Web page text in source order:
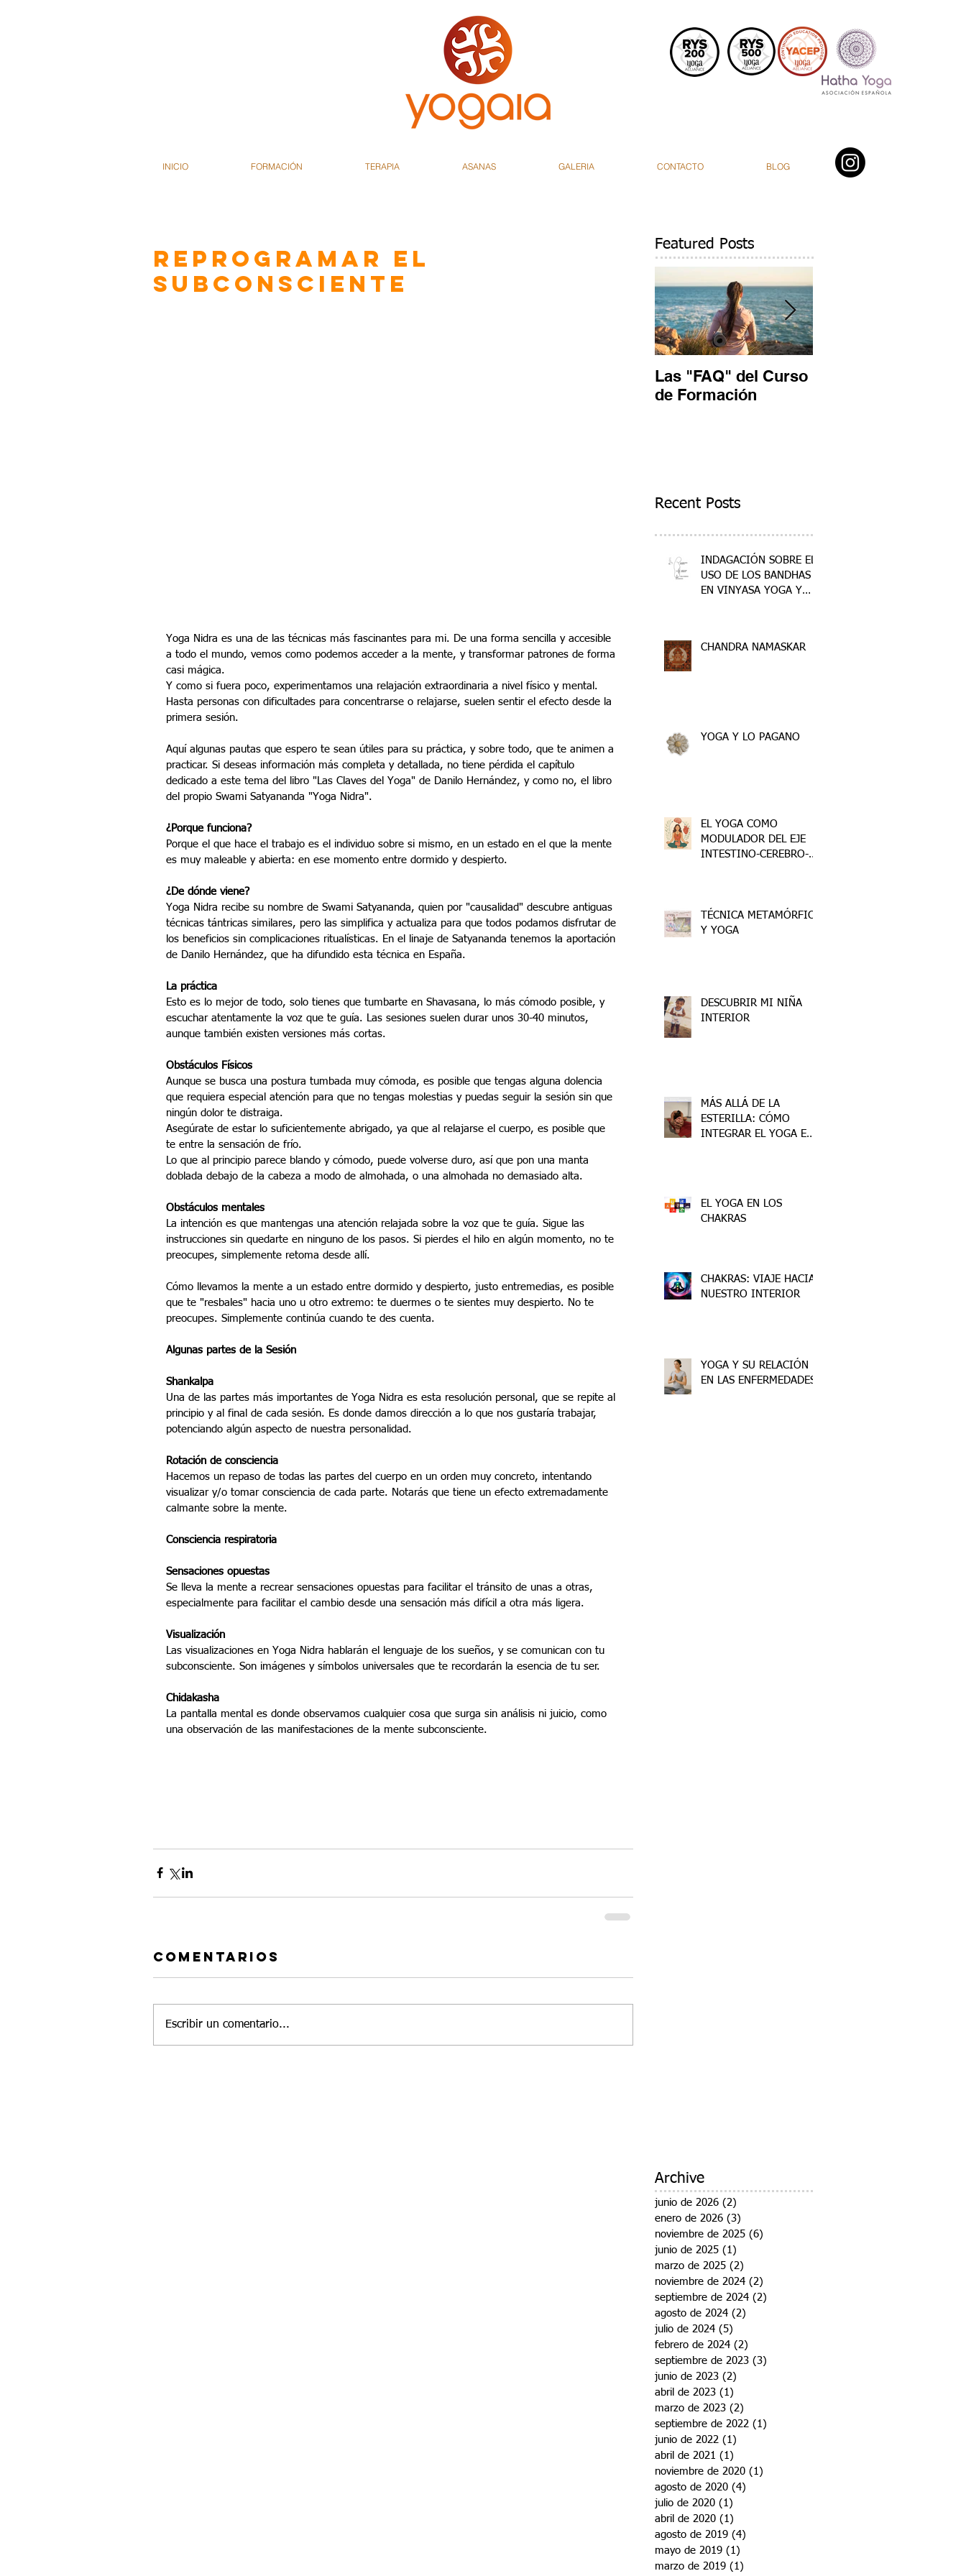
INICIO FORMACIÓN TERAPIA ASANAS GALERIA CONTACTO BLOG
Reprogramar el
subconsciente
Yoga Nidra es una de las técnicas más fascinantes para mi. De una forma sencilla y accesible
a todo el mundo, vemos como podemos acceder a la mente, y transformar patrones de forma
casi mágica.
Y como si fuera poco, experimentamos una relajación extraordinaria a nivel físico y mental.
Hasta personas con dificultades para concentrarse o relajarse, suelen sentir el efecto desde la
primera sesión.
Aquí algunas pautas que espero te sean útiles para su práctica, y sobre todo, que te animen a
practicar. Si deseas información más completa y detallada, no tiene pérdida el capítulo
dedicado a este tema del libro "Las Claves del Yoga" de Danilo Hernández, y como no, el libro
del propio Swami Satyananda "Yoga Nidra".
¿Porque funciona?
Porque el que hace el trabajo es el individuo sobre si mismo, en un estado en el que la mente
es muy maleable y abierta: en ese momento entre dormido y despierto.
¿De dónde viene?
Yoga Nidra recibe su nombre de Swami Satyananda, quien por "causalidad" descubre antiguas
técnicas tántricas similares, pero las simplifica y actualiza para que todos podamos disfrutar de
los beneficios sin complicaciones ritualísticas. En el linaje de Satyananda tenemos la aportación
de Danilo Hernández, que ha difundido esta técnica en España.
La práctica
Esto es lo mejor de todo, solo tienes que tumbarte en Shavasana, lo más cómodo posible, y
escuchar atentamente la voz que te guía. Las sesiones suelen durar unos 30-40 minutos,
aunque también existen versiones más cortas.
Obstáculos Físicos
Aunque se busca una postura tumbada muy cómoda, es posible que tengas alguna dolencia
que requiera especial atención para que no tengas molestias y puedas seguir la sesión sin que
ningún dolor te distraiga.
Asegúrate de estar lo suficientemente abrigado, ya que al relajarse el cuerpo, es posible que
te entre la sensación de frío.
Lo que al principio parece blando y cómodo, puede volverse duro, así que pon una manta
doblada debajo de la cabeza a modo de almohada, o una almohada no demasiado alta.
Obstáculos mentales
La intención es que mantengas una atención relajada sobre la voz que te guía. Sigue las
instrucciones sin quedarte en ninguno de los pasos. Si pierdes el hilo en algún momento, no te
preocupes, simplemente retoma desde allí.
Cómo llevamos la mente a un estado entre dormido y despierto, justo entremedias, es posible
que te "resbales" hacia uno u otro extremo: te duermes o te sientes muy despierto. No te
preocupes. Simplemente continúa cuando te des cuenta.
Algunas partes de la Sesión
Shankalpa
Una de las partes más importantes de Yoga Nidra es esta resolución personal, que se repite al
principio y al final de cada sesión. Es donde damos dirección a lo que nos gustaría trabajar,
potenciando algún aspecto de nuestra personalidad.
Rotación de consciencia
Hacemos un repaso de todas las partes del cuerpo en un orden muy concreto, intentando
visualizar y/o tomar consciencia de cada parte. Notarás que tiene un efecto extremadamente
calmante sobre la mente.
Consciencia respiratoria
Sensaciones opuestas
Se lleva la mente a recrear sensaciones opuestas para facilitar el tránsito de unas a otras,
especialmente para facilitar el cambio desde una sensación más difícil a otra más ligera.
Visualización
Las visualizaciones en Yoga Nidra hablarán el lenguaje de los sueños, y se comunican con tu
subconsciente. Son imágenes y símbolos universales que te recordarán la esencia de tu ser.
Chidakasha
La pantalla mental es donde observamos cualquier cosa que surga sin análisis ni juicio, como
una observación de las manifestaciones de la mente subconsciente.
Comentarios
Escribir un comentario...
Featured Posts
Las "FAQ" del Curso
de Formación
Recent Posts
INDAGACIÓN SOBRE EL
USO DE LOS BANDHAS
EN VINYASA YOGA Y
CHANDRA NAMASKAR
YOGA Y LO PAGANO
EL YOGA COMO
MODULADOR DEL EJE
INTESTINO-CEREBRO-
TÉCNICA METAMÓRFICA
Y YOGA
DESCUBRIR MI NIÑA
INTERIOR
MÁS ALLÁ DE LA
ESTERILLA: CÓMO
INTEGRAR EL YOGA EN
EL YOGA EN LOS
CHAKRAS
CHAKRAS: VIAJE HACIA
NUESTRO INTERIOR
YOGA Y SU RELACIÓN
EN LAS ENFERMEDADES
Archive
junio de 2026 (2)
enero de 2026 (3)
noviembre de 2025 (6)
junio de 2025 (1)
marzo de 2025 (2)
noviembre de 2024 (2)
septiembre de 2024 (2)
agosto de 2024 (2)
julio de 2024 (5)
febrero de 2024 (2)
septiembre de 2023 (3)
junio de 2023 (2)
abril de 2023 (1)
marzo de 2023 (2)
septiembre de 2022 (1)
junio de 2022 (1)
abril de 2021 (1)
noviembre de 2020 (1)
agosto de 2020 (4)
julio de 2020 (1)
abril de 2020 (1)
agosto de 2019 (4)
mayo de 2019 (1)
marzo de 2019 (1)